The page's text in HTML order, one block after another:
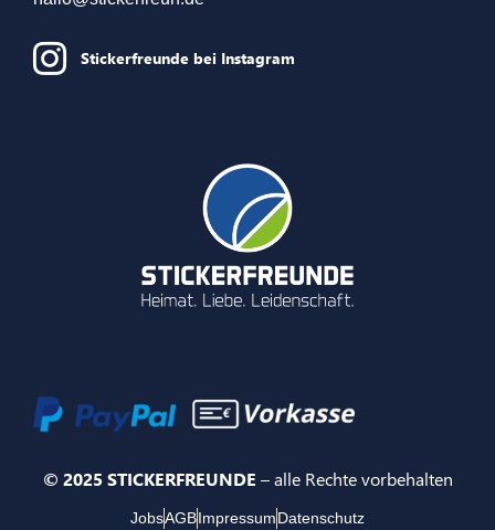
© 2025 STICKERFREUNDE – alle Rechte vorbehalten
JobsAGBImpressumDatenschutz
Stickerfreunde bei Instagram